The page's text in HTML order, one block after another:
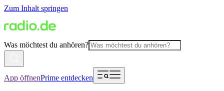
Zum Inhalt springen
Was möchtest du anhören?
App öffnenPrime entdecken